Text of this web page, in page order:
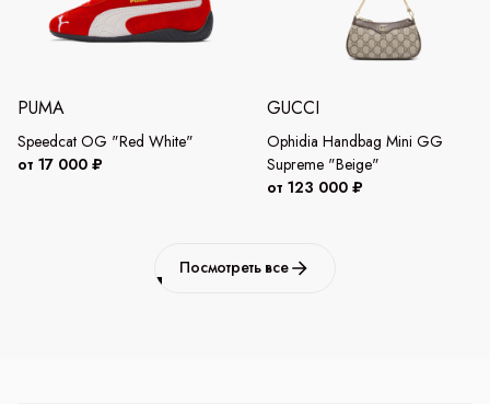
PUMA
Speedcat OG "Red White"
от 17 000 ₽
GUCCI
Ophidia Handbag Mini GG
Supreme "Beige"
от 123 000 ₽
Посмотреть все